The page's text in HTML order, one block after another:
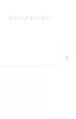
Voorwaarden